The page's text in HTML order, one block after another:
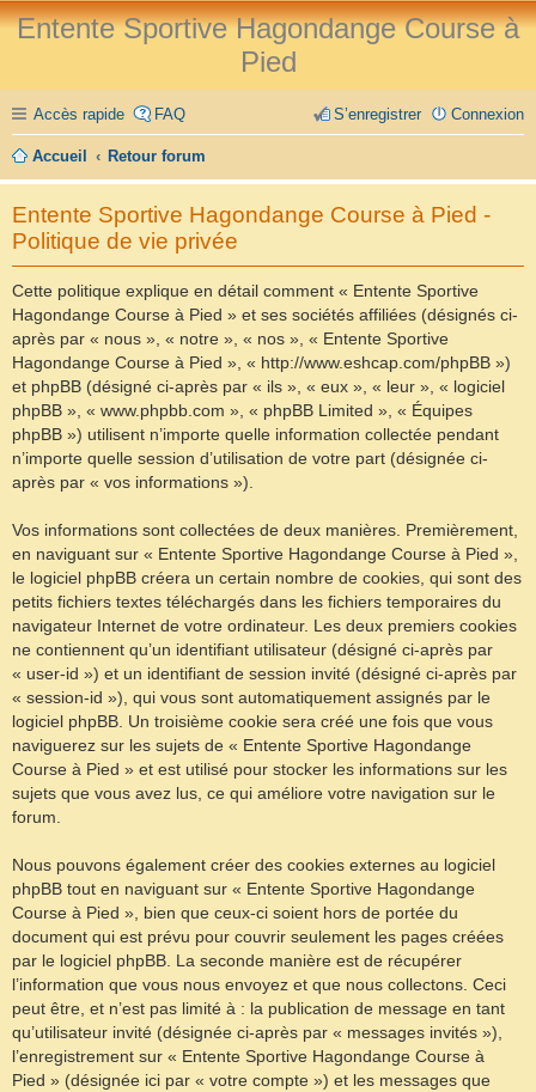
Entente Sportive Hagondange Course à
Pied
Accès rapide FAQ Connexion
S’enregistrer
Accueil Retour forum
Entente Sportive Hagondange Course à Pied -
Politique de vie privée
Cette politique explique en détail comment « Entente Sportive
Hagondange Course à Pied » et ses sociétés affiliées (désignés ci-
après par « nous », « notre », « nos », « Entente Sportive
Hagondange Course à Pied », « http://www.eshcap.com/phpBB »)
et phpBB (désigné ci-après par « ils », « eux », « leur », « logiciel
phpBB », « www.phpbb.com », « phpBB Limited », « Équipes
phpBB ») utilisent n’importe quelle information collectée pendant
n’importe quelle session d’utilisation de votre part (désignée ci-
après par « vos informations »).
Vos informations sont collectées de deux manières. Premièrement,
en naviguant sur « Entente Sportive Hagondange Course à Pied »,
le logiciel phpBB créera un certain nombre de cookies, qui sont des
petits fichiers textes téléchargés dans les fichiers temporaires du
navigateur Internet de votre ordinateur. Les deux premiers cookies
ne contiennent qu’un identifiant utilisateur (désigné ci-après par
« user-id ») et un identifiant de session invité (désigné ci-après par
« session-id »), qui vous sont automatiquement assignés par le
logiciel phpBB. Un troisième cookie sera créé une fois que vous
naviguerez sur les sujets de « Entente Sportive Hagondange
Course à Pied » et est utilisé pour stocker les informations sur les
sujets que vous avez lus, ce qui améliore votre navigation sur le
forum.
Nous pouvons également créer des cookies externes au logiciel
phpBB tout en naviguant sur « Entente Sportive Hagondange
Course à Pied », bien que ceux-ci soient hors de portée du
document qui est prévu pour couvrir seulement les pages créées
par le logiciel phpBB. La seconde manière est de récupérer
l’information que vous nous envoyez et que nous collectons. Ceci
peut être, et n’est pas limité à : la publication de message en tant
qu’utilisateur invité (désignée ci-après par « messages invités »),
l’enregistrement sur « Entente Sportive Hagondange Course à
Pied » (désignée ici par « votre compte ») et les messages que